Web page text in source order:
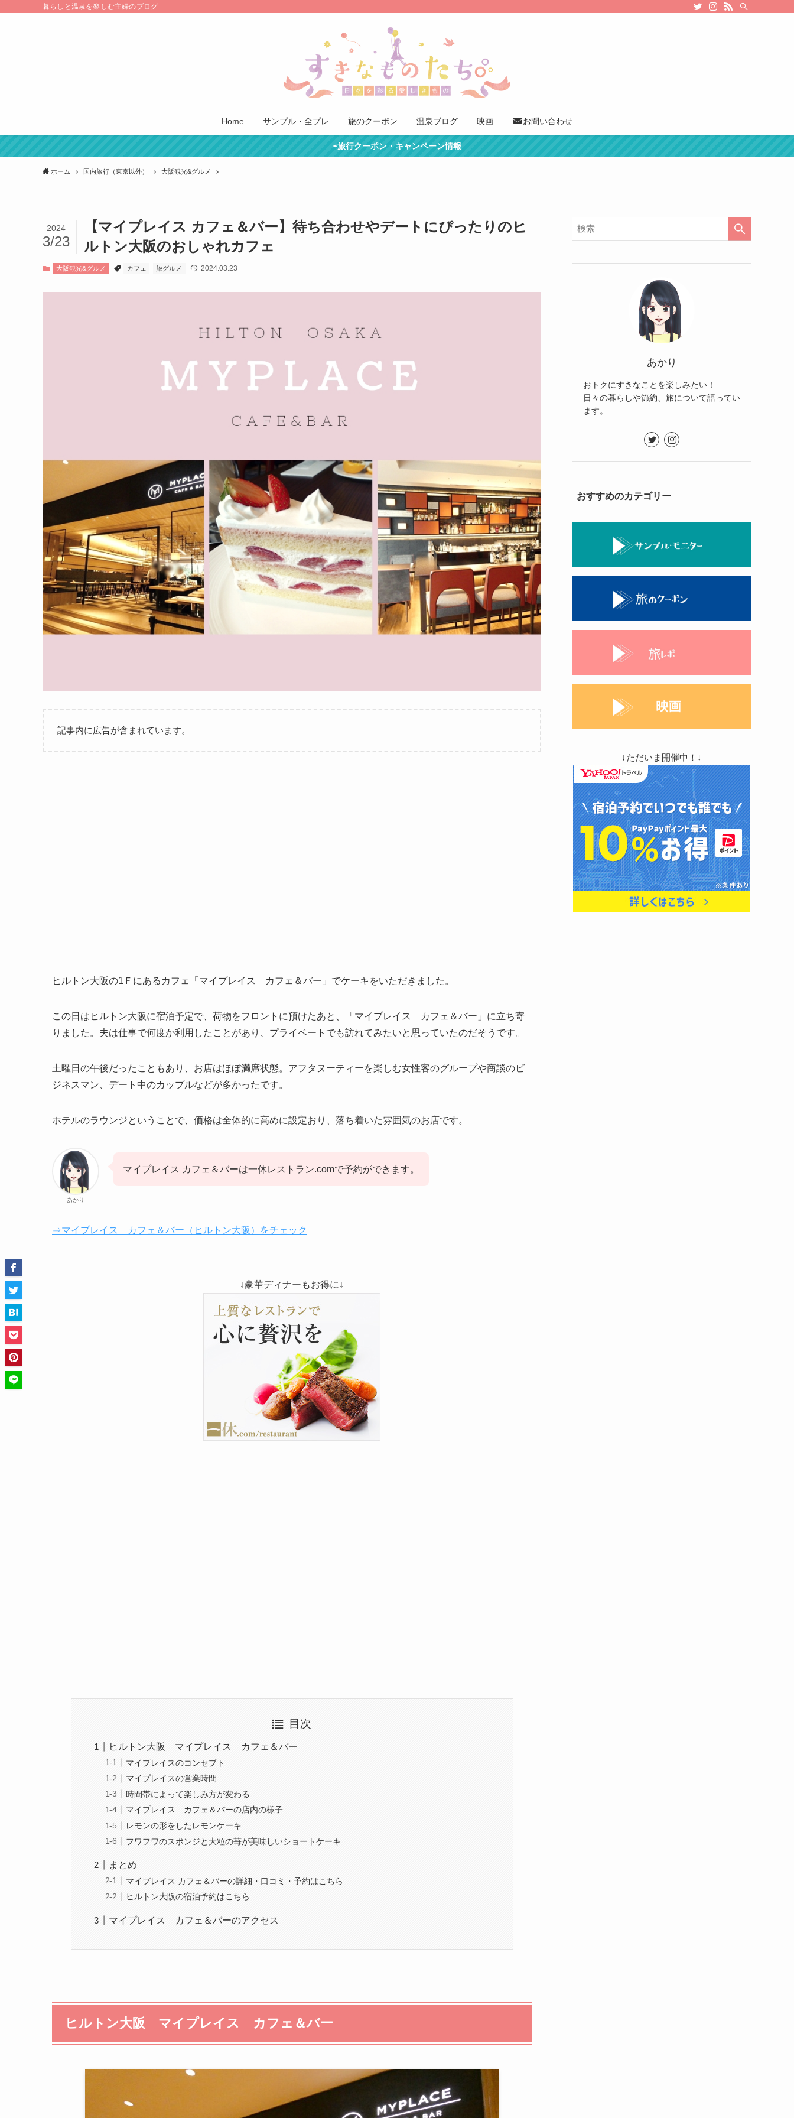
暮らしと温泉を楽しむ主婦のブログ
Home サンプル・全プレ 旅のクーポン 温泉ブログ 映画 お問い合わせ
⇨旅行クーポン・キャンペーン情報
ホーム 国内旅行（東京以外） 大阪観光&グルメ
【マイプレイス カフェ＆バー】待ち合わせやデートにぴったりのヒ
ルトン大阪のおしゃれカフェ
2024
3/23
大阪観光&グルメ カフェ 旅グルメ 2024.03.23
記事内に広告が含まれています。
ヒルトン大阪の1Ｆにあるカフェ「マイプレイス カフェ＆バー」でケーキをいただきました。
この日はヒルトン大阪に宿泊予定で、荷物をフロントに預けたあと、「マイプレイス カフェ＆バー」に立ち寄
りました。夫は仕事で何度か利用したことがあり、プライベートでも訪れてみたいと思っていたのだそうです。
土曜日の午後だったこともあり、お店はほぼ満席状態。アフタヌーティーを楽しむ女性客のグループや商談のビ
ジネスマン、デート中のカップルなどが多かったです。
ホテルのラウンジということで、価格は全体的に高めに設定おり、落ち着いた雰囲気のお店です。
あかり
マイプレイス カフェ＆バーは一休レストラン.comで予約ができます。
⇒マイプレイス カフェ＆バー（ヒルトン大阪）をチェック
↓豪華ディナーもお得に↓
目次
ヒルトン大阪 マイプレイス カフェ＆バー
マイプレイスのコンセプト
マイプレイスの営業時間
時間帯によって楽しみ方が変わる
マイプレイス カフェ＆バーの店内の様子
レモンの形をしたレモンケーキ
フワフワのスポンジと大粒の苺が美味しいショートケーキ
まとめ
マイプレイス カフェ＆バーの詳細・口コミ・予約はこちら
ヒルトン大阪の宿泊予約はこちら
マイプレイス カフェ＆バーのアクセス
ヒルトン大阪 マイプレイス カフェ＆バー
あかり
おトクにすきなことを楽しみたい！
日々の暮らしや節約、旅について語ってい
ます。
おすすめのカテゴリー
↓ただいま開催中！↓